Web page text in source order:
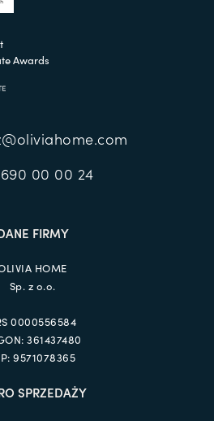
Awards
00 00 24
FIRMY
HOME
Sp. z o.o.
0000556584
361437480
9571078365
SPRZEDAŻY